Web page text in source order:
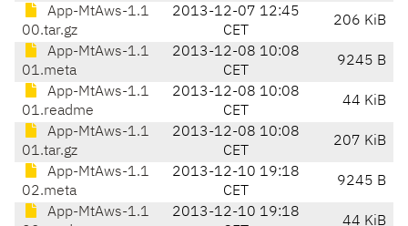
App-MtAws-1.1
00.tar.gz
2013-12-07 12:45
CET
206 KiB
App-MtAws-1.1
01.meta
2013-12-08 10:08
CET
9245 B
App-MtAws-1.1
01.readme
2013-12-08 10:08
CET
44 KiB
App-MtAws-1.1
01.tar.gz
2013-12-08 10:08
CET
207 KiB
App-MtAws-1.1
02.meta
2013-12-10 19:18
CET
9245 B
App-MtAws-1.1
2013-12-10 19:18
44 KiB